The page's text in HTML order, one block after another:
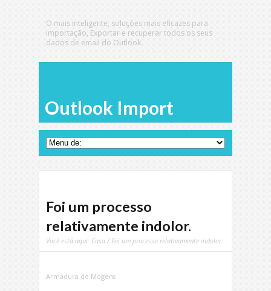
O mais inteligente, soluções mais eficazes para
importação, Exportar e recuperar todos os seus
dados de email do Outlook.
Outlook Import
Foi um processo
relativamente indolor.
Você está aqui: Casa / Foi um processo relativamente indolor.
Armadura de Mogens